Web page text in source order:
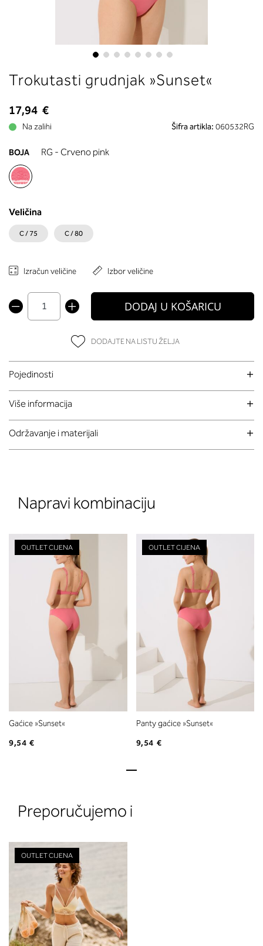
to
beginning
the
images
gallery
Trokutasti grudnjak »Sunset«
17,94 €
Na zalihi Šifra artikla: 060532RG
BOJA RG - Crveno pink
Veličina
C / 75 C / 80
Izračun veličine Izbor veličine
DODAJ U KOŠARICU
DODAJTE NA LISTU ŽELJA
Pojedinosti
Više informacija
Održavanje i materijali
Napravi kombinaciju
OUTLET CIJENA
Gaćice »Sunset«
9,54 €
OUTLET CIJENA
Panty gaćice »Sunset«
9,54 €
Preporučujemo i
OUTLET CIJENA
boste prebrali, katera globina
ustreza vaši meri (A, B …) – iščite v
stolpcu, ki ste ga določili s
obsegom.
Izmerite prsni obseg. Šiviljski
položite čez hrbet v višini
izreza in čez prsi, v višini bradavic